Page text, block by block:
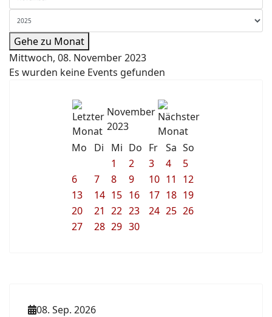
Gehe zu Monat
Mittwoch, 08. November 2023
Es wurden keine Events gefunden
November
2023
Mo
Di Mi Do Fr Sa So
1
2 3 4
5
6
7 8 9 10 11
12
13
14 15 16 17 18 19
20
21 22 23 24 25 26
27
28 29 30
08. Sep. 2026